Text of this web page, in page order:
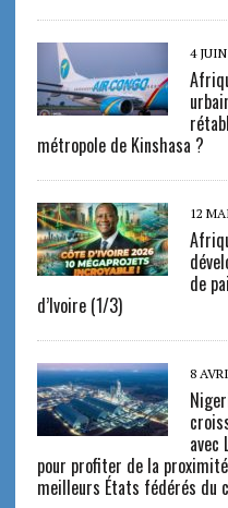
4
métropole de Kinshasa ?
12
de
d’Ivoire (1/3)
8
avec
pour profiter de la proximité
meilleurs États fédérés du